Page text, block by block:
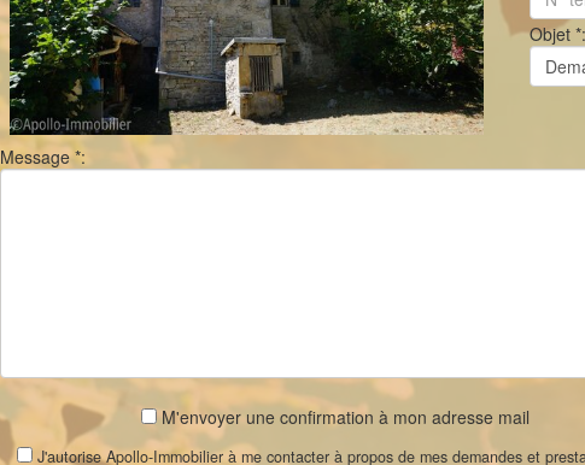
Objet *:
Message *:
M'envoyer une confirmation à mon adresse mail
J'autorise Apollo-Immobilier à me contacter à propos de mes demandes et